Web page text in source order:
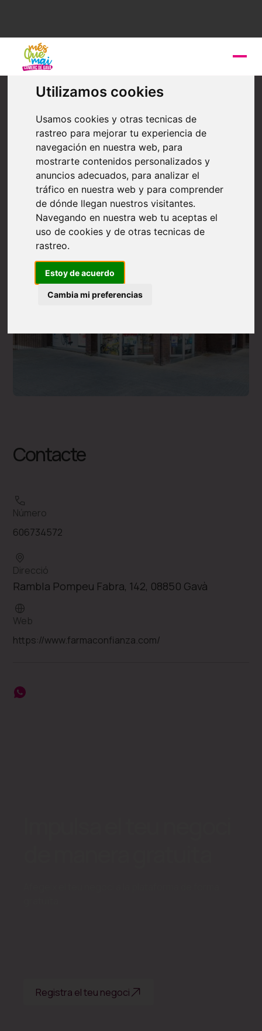
Utilizamos cookies
Usamos cookies y otras tecnicas de
rastreo para mejorar tu experiencia de
navegación en nuestra web, para
mostrarte contenidos personalizados y
anuncios adecuados, para analizar el
tráfico en nuestra web y para comprender
de dónde llegan nuestros visitantes.
Navegando en nuestra web tu aceptas el
uso de cookies y de otras tecnicas de
rastreo.
Estoy de acuerdo
Cambia mi preferencias
Farmàcia
Farmàcia CAP Gavà
La Farmacia dispone de más de 500m2 y un equipo de
30 personas. Está dividida en áreas orientadas a
ofrecer servicios específicos de consulta
farmacéutica, de nutrición y cuidado de la piel. Además,
disponemos de dos webs: ibañezfarmacia y
farmaconfianza.
Contacte
Número
606734572
Direcció
Rambla Pompeu Fabra, 142, 08850 Gavà
Web
https://www.farmaconfianza.com/
Registra el teu negoci